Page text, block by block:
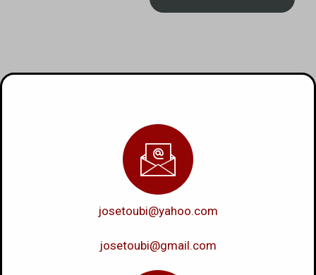
josetoubi@yahoo.com
josetoubi@gmail.com